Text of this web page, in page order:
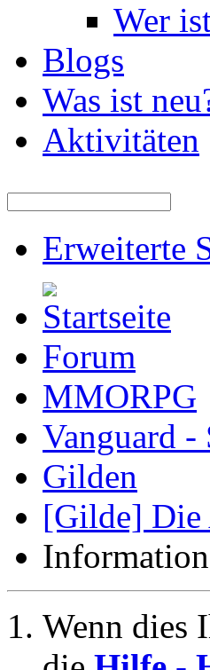
Wer
Blogs
Was ist
Aktivitäten
Erweiterte
Forum
MMORPG
Vanguard -
Gilden
[Gilde] Die
Wenn dies